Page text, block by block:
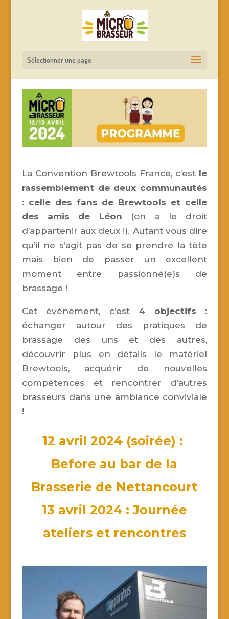
Sélectionner une page
La Convention Brewtools France, c’est le
rassemblement de deux communautés
: celle des fans de Brewtools et celle
des amis de Léon (on a le droit
d’appartenir aux deux !). Autant vous dire
qu’il ne s’agit pas de se prendre la tête
mais bien de passer un excellent
moment entre passionné(e)s de
brassage !
Cet événement, c’est 4 objectifs :
échanger autour des pratiques de
brassage des uns et des autres,
découvrir plus en détails le matériel
Brewtools, acquérir de nouvelles
compétences et rencontrer d’autres
brasseurs dans une ambiance conviviale
!
12 avril 2024 (soirée) :
Before au bar de la
Brasserie de Nettancourt
13 avril 2024 : Journée
ateliers et rencontres